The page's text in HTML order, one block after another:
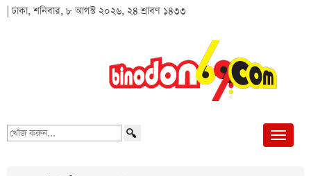
| ঢাকা, শনিবার, ৮ আগস্ট ২০২৬, ২৪ শ্রাবণ ১৪৩৩
খোঁজ